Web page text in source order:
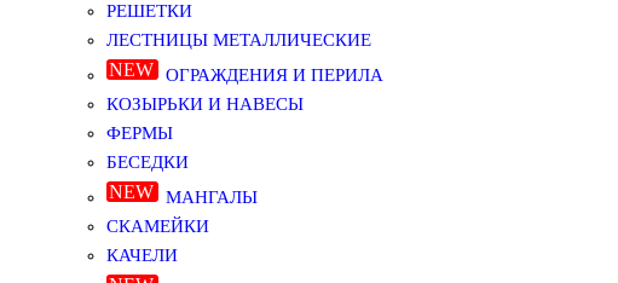
РЕШЕТКИ
ЛЕСТНИЦЫ МЕТАЛЛИЧЕСКИЕ
ОГРАЖДЕНИЯ И ПЕРИЛА
КОЗЫРЬКИ И НАВЕСЫ
ФЕРМЫ
БЕСЕДКИ
МАНГАЛЫ
СКАМЕЙКИ
КАЧЕЛИ